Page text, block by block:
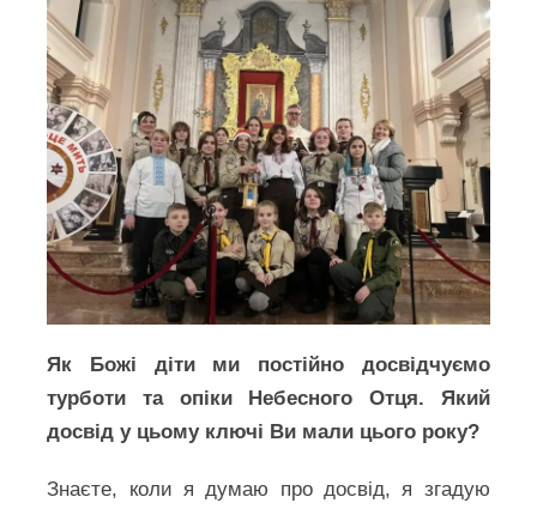
Як Божі діти ми постійно досвідчуємо
турботи та опіки Небесного Отця. Який
досвід у цьому ключі Ви мали цього року?
Знаєте, коли я думаю про досвід, я згадую